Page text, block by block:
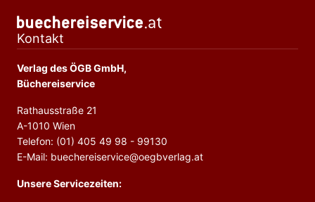
Kontakt
Verlag des ÖGB GmbH,
Büchereiservice
Rathausstraße 21
A-1010 Wien
Telefon: (01) 405 49 98 - 99130
E-Mail: buechereiservice@oegbverlag.at
Unsere Servicezeiten: